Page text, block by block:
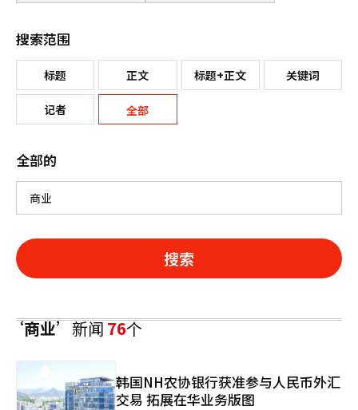
搜索范围
标题 正文 标题+正文 关键词
记者 全部
全部的
搜索
‘商业’新闻76个
韩国NH农协银行获准参与人民币外汇
交易 拓展在华业务版图